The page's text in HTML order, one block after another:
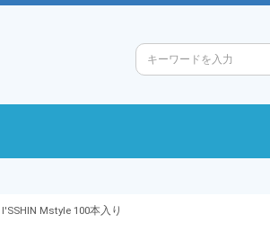
Mstyle 100本入り